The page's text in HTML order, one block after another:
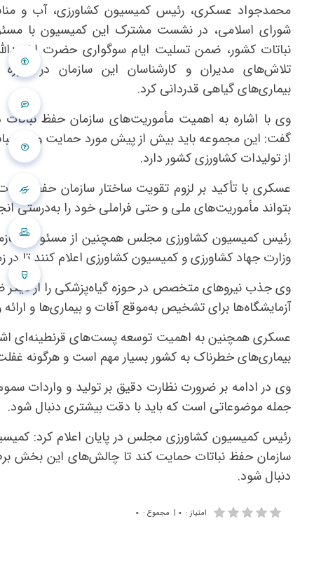
محمدجواد عسکری، رئیس کمیسیون کشاورزی، آب و
شورای اسلامی، در نشست مشترک این کمیسیون با
نباتات کشور، ضمن تسلیت ایام سوگواری حضرت
تلاش‌های مدیران و کارشناسان این سازمان در
بیماری‌های گیاهی قدردانی کرد.
وی با اشاره به اهمیت مأموریت‌های سازمان حفظ
گفت: این مجموعه باید بیش از پیش مورد حمایت و
از تولیدات کشاورزی کشور دارد.
عسکری با تأکید بر لزوم تقویت ساختار سازمان حفظ
بتواند مأموریت‌های ملی و حتی فراملی خود را به‌درستی
وزارت جهاد کشاورزی و کمیسیون کشاورزی اعلام کنند تا
وی جذب نیروهای متخصص در حوزه گیاه‌پزشکی را از
آزمایشگاه‌ها برای تشخیص به‌موقع آفات و بیماری‌ها و
عسکری همچنین به اهمیت توسعه پست‌های قرنطینه‌ای
بیماری‌های خطرناک به کشور بسیار مهم است و هرگونه
وی در ادامه بر ضرورت نظارت دقیق بر تولید و واردات
جمله موضوعاتی است که باید با دقت بیشتری دنبال شود.
رئیس کمیسیون کشاورزی مجلس در پایان اعلام کرد:
سازمان حفظ نباتات حمایت کند تا چالش‌های این بخش
دنبال شود.
امتیاز : ۰ | مجموع : ۰